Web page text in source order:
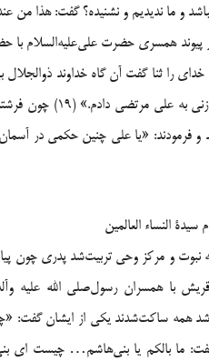
و ما نديديم و نشنيده؟ گفت: هذا من
پيوند همسرى حضرت على‌عليه‌السلام با
خداى را ثنا گفت آن گاه خداوند
فاطمه
النساء العالمين
و مركز وحى تربيت‌شد پدرى چون
با همسران رسول‌صلى الله
شد همه ساكت‌شدند يكى از ايشان
ما بالكم يا بنى‌هاشم… چيست اى